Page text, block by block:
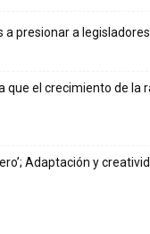
a presionar a
que el crecimiento de la
Adaptación y